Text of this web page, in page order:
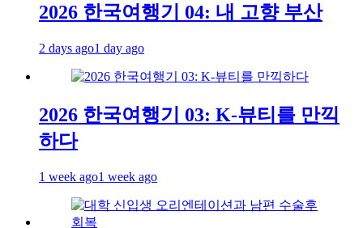
2026 한국여행기 04: 내 고향 부산
2 days ago1 day ago
2026 한국여행기 03: K-뷰티를 만끽
하다
1 week ago1 week ago